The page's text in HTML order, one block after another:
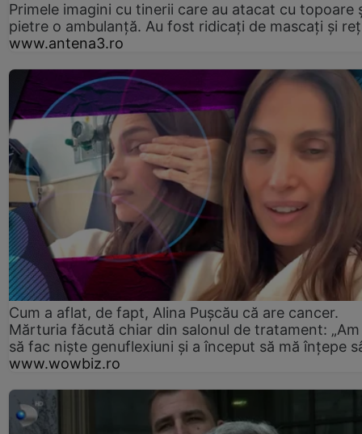
Primele imagini cu tinerii care au atacat cu topoare
pietre o ambulanță. Au fost ridicați de mascați și
www.antena3.ro
Cum a aflat, de fapt, Alina Pușcău că are cancer.
Mărturia făcută chiar din salonul de tratament:
să fac niște genuflexiuni și a început să mă înțepe
www.wowbiz.ro